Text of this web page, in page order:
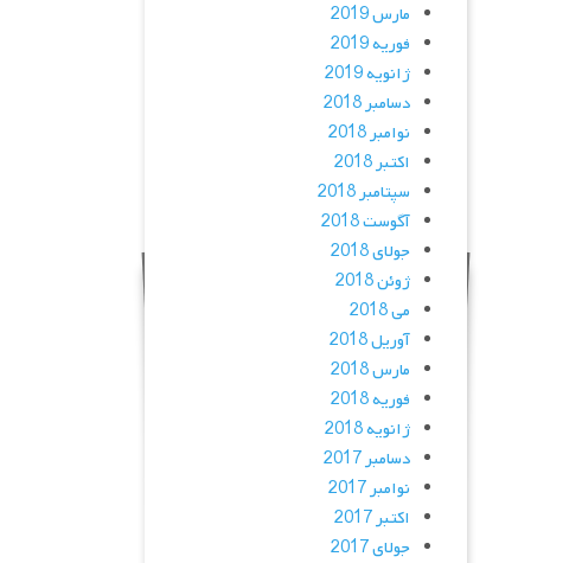
مارس 2019
فوریه 2019
ژانویه 2019
دسامبر 2018
نوامبر 2018
اکتبر 2018
سپتامبر 2018
آگوست 2018
جولای 2018
ژوئن 2018
می 2018
آوریل 2018
مارس 2018
فوریه 2018
ژانویه 2018
دسامبر 2017
نوامبر 2017
اکتبر 2017
جولای 2017